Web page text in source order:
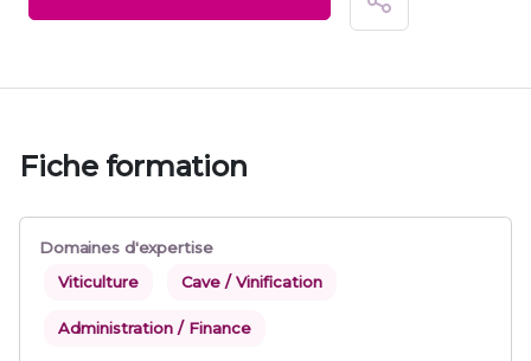
Fiche formation
Domaines d'expertise
Viticulture
Cave / Vinification
Administration / Finance